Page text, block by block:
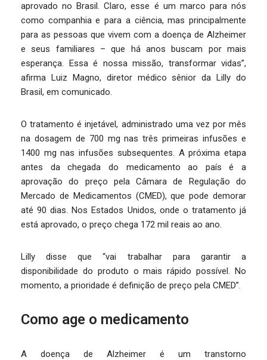
aprovado no Brasil. Claro, esse é um marco para nós
como companhia e para a ciência, mas principalmente
para as pessoas que vivem com a doença de Alzheimer
e seus familiares – que há anos buscam por mais
esperança. Essa é nossa missão, transformar vidas”,
afirma Luiz Magno, diretor médico sênior da Lilly do
Brasil, em comunicado.
O tratamento é injetável, administrado uma vez por mês
na dosagem de 700 mg nas três primeiras infusões e
1400 mg nas infusões subsequentes. A próxima etapa
antes da chegada do medicamento ao país é a
aprovação do preço pela Câmara de Regulação do
Mercado de Medicamentos (CMED), que pode demorar
até 90 dias. Nos Estados Unidos, onde o tratamento já
está aprovado, o preço chega 172 mil reais ao ano.
Lilly disse que “vai trabalhar para garantir a
disponibilidade do produto o mais rápido possível. No
momento, a prioridade é definição de preço pela CMED”.
Como age o medicamento
A doença de Alzheimer é um transtorno